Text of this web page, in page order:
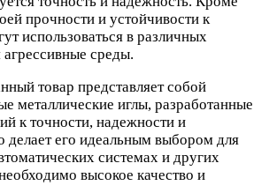
прочности и устойчивости к
использоваться в различных
среды.
товар представляет собой
металлические иглы, разработанные
к точности, надежности и
делает его идеальным выбором для
системах и других
высокое качество и